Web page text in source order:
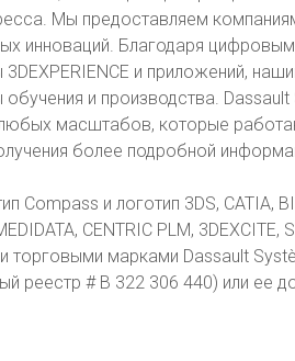
Мы предоставляем
инноваций. Благодаря
и приложений,
обучения и производства.
масштабов, которые
более подробной
Compass и логотип 3DS, CATIA,
CENTRIC PLM,
торговыми марками Dassault
реестр # B 322 306 440) или ее